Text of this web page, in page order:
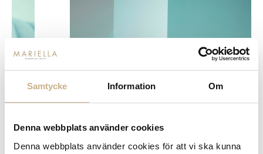
Samtycke Information Om
Denna webbplats använder cookies
Denna webbplats använder cookies för att vi ska kunna